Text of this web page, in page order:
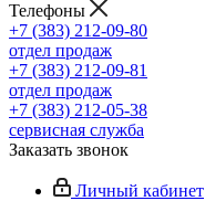
Телефоны
+7 (383) 212-09-80
отдел продаж
+7 (383) 212-09-81
отдел продаж
+7 (383) 212-05-38
сервисная служба
Заказать звонок
Личный кабинет